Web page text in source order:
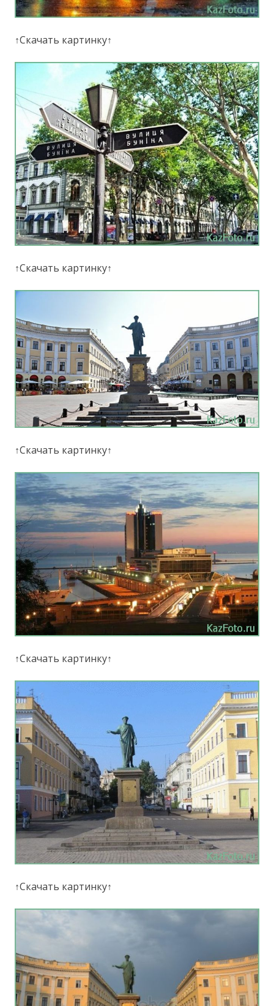
↑Скачать картинку↑
↑Скачать картинку↑
↑Скачать картинку↑
↑Скачать картинку↑
↑Скачать картинку↑